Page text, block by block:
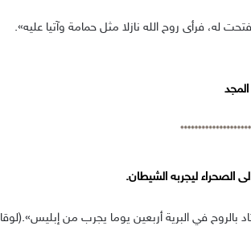
له، فرأى روح الله نازلا مثل حمامة وآتيا عليه».
الصحراء ليجربه الشيطان.
بالروح في البرية أربعين يوما يجرب من إبليس».(لوقا